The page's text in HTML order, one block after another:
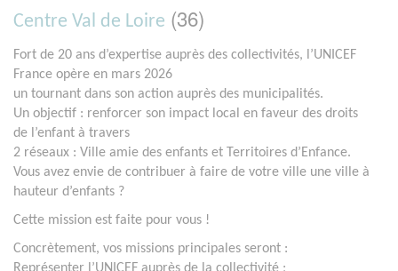
Centre Val de Loire (36)
Fort de 20 ans d’expertise auprès des collectivités, l’UNICEF
France opère en mars 2026
un tournant dans son action auprès des municipalités.
Un objectif : renforcer son impact local en faveur des droits
de l’enfant à travers
2 réseaux : Ville amie des enfants et Territoires d’Enfance.
Vous avez envie de contribuer à faire de votre ville une ville à
hauteur d’enfants ?
Cette mission est faite pour vous !
Concrètement, vos missions principales seront :
Représenter l’UNICEF auprès de la collectivité ;